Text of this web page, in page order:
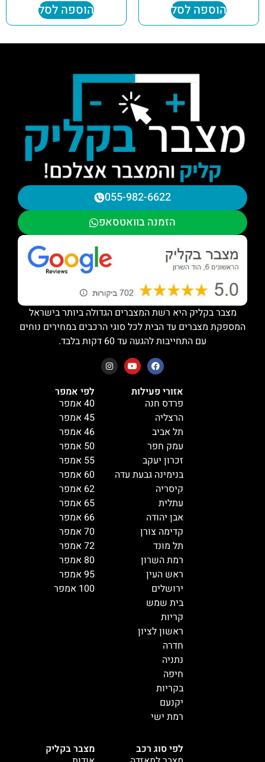
הוספה לסל הוספה לסל
מצבר בקליק
לפי סוג רכב
לפי אמפר
40 אמפר
45 אמפר
46 אמפר
50 אמפר
55 אמפר
60 אמפר
62 אמפר
65 אמפר
66 אמפר
70 אמפר
72 אמפר
80 אמפר
95 אמפר
100 אמפר
אזורי פעילות
פרדס חנה
הרצליה
תל אביב
עמק חפר
זכרון יעקב
בנימינה גבעת עדה
קיסריה
עתלית
אבן יהודה
קדימה צורן
תל מונד
רמת השרון
ראש העין
ירושלים
בית שמש
קריות
ראשון לציון
חדרה
נתניה
חיפה
בקריות
יקנעם
רמת ישי
055-982-6622
הזמנה בוואטסאפ
מצבר בקליק היא רשת המצברים הגדולה ביותר בישראל
המספקת מצברים עד הבית לכל סוגי הרכבים במחירים נוחים
עם התחייבות להגעה עד 60 דקות בלבד.